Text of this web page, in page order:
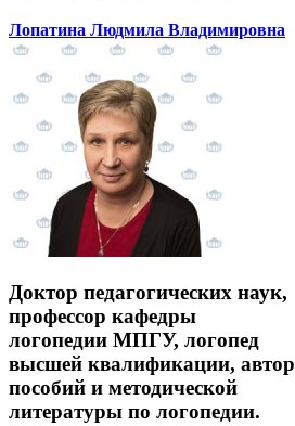
Лопатина Людмила Владимировна
Доктор педагогических наук,
профессор кафедры
логопедии МПГУ, логопед
высшей квалификации, автор
пособий и методической
литературы по логопедии.